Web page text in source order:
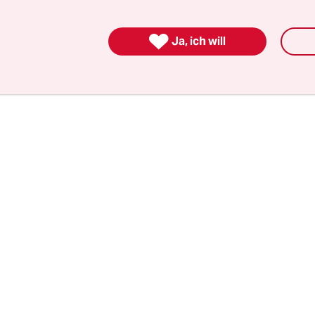
sodass diejenigen unter den Zuschauern, die
können, es auch verstehen.
 Ja, ich will